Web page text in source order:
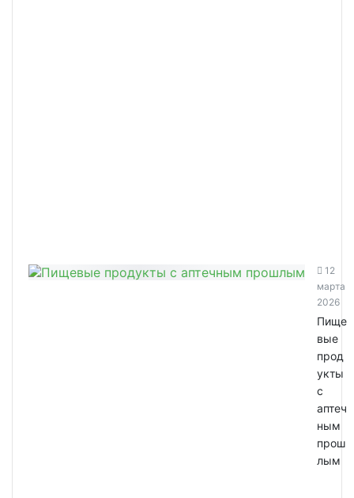
12
марта
2026
Пище
вые
прод
укты
с
аптеч
ным
прош
лым